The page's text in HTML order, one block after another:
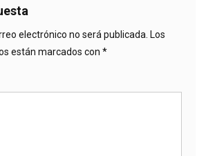
electrónico no será publicada. Los
están marcados con *